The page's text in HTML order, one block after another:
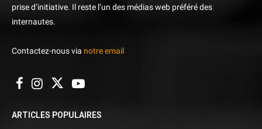
prise d’initiative. Il reste l’un des médias web préféré des
internautes.
Contactez-nous via notre email
ARTICLES POPULAIRES